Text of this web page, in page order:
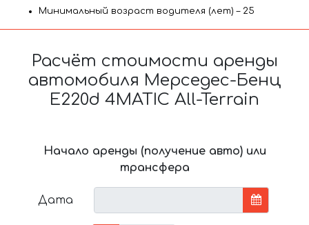
Минимальный возраст водителя (лет) – 25
Расчёт стоимости аренды
автомобиля Мерседес-Бенц
E220d 4MATIC All-Terrain
Начало аренды (получение авто) или
трансфера
Дата